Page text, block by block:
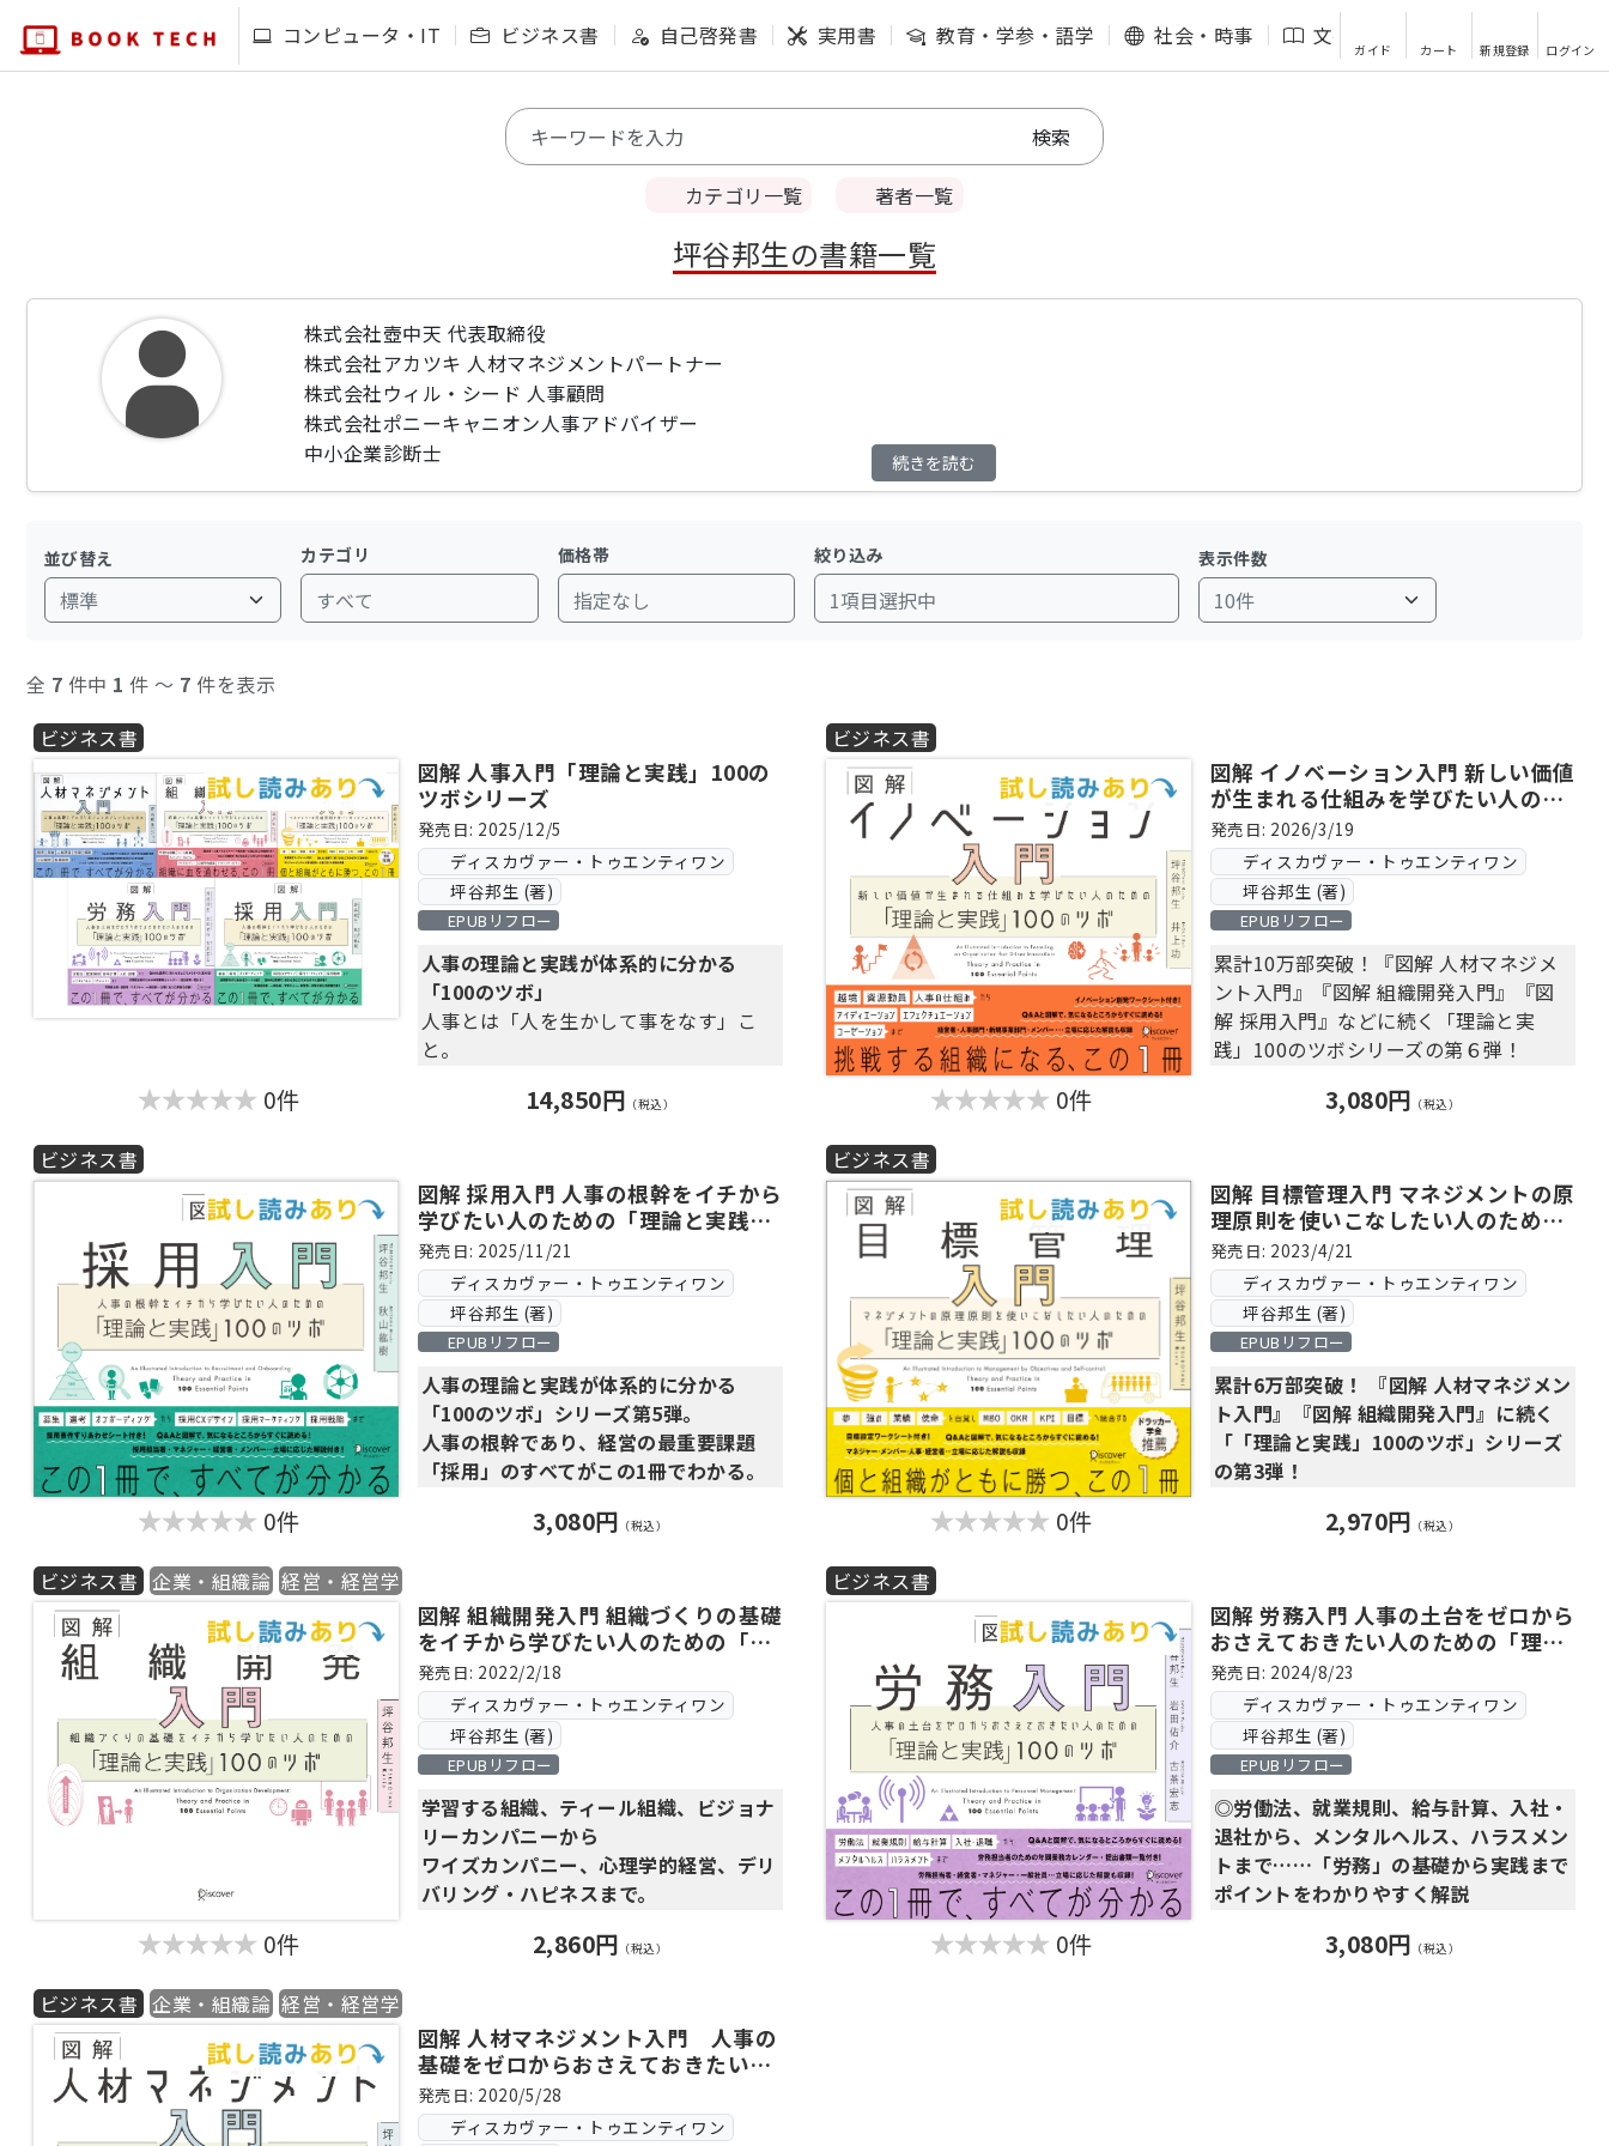
コンピュータ・IT ビジネス書 自己啓発書 実用書 教育・学参・語学 社会・時事 文芸・エッセイ
ガイド カート 新規登録 ログイン
カテゴリ一覧 著者一覧
坪谷邦生の書籍一覧
株式会社壺中天 代表取締役
株式会社アカツキ 人材マネジメントパートナー
株式会社ウィル・シード 人事顧問
株式会社ポニーキャニオン人事アドバイザー
中小企業診断士
動、人事担当者、人事マネジャーを経験する。2008年、リクルート社で人事コンサルタントとなり50社以上の人事制度を構築、組織開発を支
援する。2016年、急成長中のアカツキ社で人事企画室を立ち上げる。2020年、「人事の意志を形にする」ことを目的として壺中天を設立。
20年間、人事領域を専門分野としてきた実践経験を活かし、人事制度設計、組織開発支援、人事顧問、人材マネジメント講座などによって、
企業の人材マネジメントを支援している。
続きを読む
並び替え カテゴリ
すべて
価格帯
指定なし
絞り込み
1項目選択中
表示件数
全 7 件中 1 件 〜 7 件を表示
ビジネス書
0件
図解 人事入門「理論と実践」100の
ツボシリーズ
発売日: 2025/12/5
ディスカヴァー・トゥエンティワン
坪谷邦生 (著)
EPUBリフロー
人事の理論と実践が体系的に分かる
「100のツボ」
人事とは「人を生かして事をなす」こ
と。
く、経営者、現場マネジャー、そして働
ト、組織開発、目標管理など複数の機能
が重層的に存在しています。
本書は、これらの機能を10章×10のツ
ボで体系的・構造的に整理し、難解な理
論と具体的な実践を図解で分かりやすく
解説した「100のツボ」シリーズ合本版
『図解 人材マネジメント』は
採用・移動・人事評価・等級・報酬から
人材開発・組織開発まで
組織を成長させるための理論と実践を体
系的に解説します。
学習する組織・ティール組織・ビジョナ
リーカンパニーからワイズカンパニー・
心理学的経営・デリバリングハピネスま
組織開発の理論と実践を分かりやすく体
系的に解説します。
『図解 目標管理入門』は
「個」が夢をもってイキイキと働き、そ
の結果として「組織」の業績が上がり、
「世の中」がどんどん良くなってい
『図解 労務入門』では
労働法・就業規則・給与計算・入社／退
職からメンタルヘルス・ハラスメントま
14,850円 （税込）
ビジネス書
0件
図解 イノベーション入門 新しい価値
が生まれる仕組みを学びたい人のた
めの「理論と実践」100のツボ
発売日: 2026/3/19
ディスカヴァー・トゥエンティワン
坪谷邦生 (著)
EPUBリフロー
累計10万部突破！『図解 人材マネジメ
ント入門』『図解 組織開発入門』『図
解 採用入門』などに続く「理論と実
践」100のツボシリーズの第６弾！
イノベーションを「組織で起こす」に
に、必読の一冊！
新しい価値が生まれる仕組みを学びたい
人のための「100のツボ」シリーズ第6
弾！
入っている」「アイデアがうまく実現し
ない」「新規の事業プランをどう評価す
べきか分からない」そんな悩みを抱える
すべてのビジネスパーソンへ。
◎「イノベーション」の理論と実践を体
場に応じた解説付き
◎Q&Aと図解で、気になるところからす
ぐに読める!
著者は、20年以上にわたり人事の最前
線で組織開発を支援してきた坪谷邦生氏
と、リクルートで数多くの新規事業提案
制度やリーダー開発に携わってきた井上
功氏。
「人」と「組織」のプロフェッショナル
であるふたりが、越境、アイディエーシ
3,080円 （税込）
ビジネス書
0件
図解 採用入門 人事の根幹をイチから
学びたい人のための「理論と実践」
100のツボ
発売日: 2025/11/21
ディスカヴァー・トゥエンティワン
坪谷邦生 (著)
EPUBリフロー
人事の理論と実践が体系的に分かる
「100のツボ」シリーズ第5弾。
人事の根幹であり、経営の最重要課題
「採用」 のすべてがこの1冊でわかる。
◎募集・選考・オンボーディングから、
実践までポイントをわかりやすく解説
◎Q&Aと図解で気になるところからす
ぐに読める！
◎採用担当者、一般社員、マネジャー、
経営者……立場に応じた解説付き！
ばいいか分からない」
「採用について、事業部と人事で連携が
うまくいかない」
「経験と勘にたよった採用となってしま
い、失敗を繰り返してしまう」
「採用」について、具体的な手法が書か
れた書籍は数多く存在します。
本書は、採用活動の全体像を図解と
「100のツボ」という形式で、
3,080円 （税込）
ビジネス書
0件
図解 目標管理入門 マネジメントの原
理原則を使いこなしたい人のための
「理論と実践」100のツボ
発売日: 2023/4/21
ディスカヴァー・トゥエンティワン
坪谷邦生 (著)
EPUBリフロー
累計6万部突破！ 『図解 人材マネジメン
ト入門』『図解 組織開発入門』に続く
「「理論と実践」100のツボ」シリーズ
の第3弾！
「個」が夢をもってイキイキと働き、
「世の中」がどんどん良くなっていく。
そんなサイクルを起こす鍵は目標管理に
ある。
個と組織がともに勝つ、この一冊。
ドラッカーが「マネジメントの哲学」と
OKR、KPIという手法との関係も明快。
この本は日本の目標達成のシーンを変え
る1冊になる。
――ドラッカー学会 共同代表理事 佐
2,970円 （税込）
ビジネス書 企業・組織論 経営・経営学
0件
図解 組織開発入門 組織づくりの基礎
をイチから学びたい人のための「理
論と実践」100のツボ
発売日: 2022/2/18
ディスカヴァー・トゥエンティワン
坪谷邦生 (著)
EPUBリフロー
学習する組織、ティール組織、ビジョナ
リーカンパニーから
ワイズカンパニー、心理学的経営、デリ
バリング・ハピネスまで。
◎経営者・マネジャー・一般社員…立場
に応じた解説付き
◎Q&Aと図解で、気になるところからす
ぐに読める!
2,860円 （税込）
ビジネス書
0件
図解 労務入門 人事の土台をゼロから
おさえておきたい人のための「理論
と実践」100のツボ
発売日: 2024/8/23
ディスカヴァー・トゥエンティワン
坪谷邦生 (著)
EPUBリフロー
◎労働法、就業規則、給与計算、入社・
退社から、メンタルヘルス、ハラスメン
トまで……「労務」の基礎から実践まで
ポイントをわかりやすく解説
ぐに読める！3,080円 （税込）
ビジネス書 企業・組織論 経営・経営学
図解 人材マネジメント入門 人事の
基礎をゼロからおさえておきたい人
のための「理論と実践」100のツボ
発売日: 2020/5/28
ディスカヴァー・トゥエンティワン